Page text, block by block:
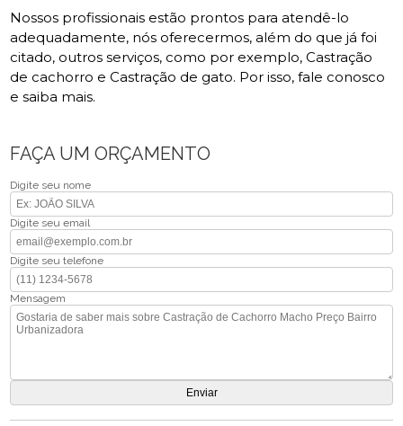
Nossos profissionais estão prontos para atendê-lo
adequadamente, nós oferecermos, além do que já foi
citado, outros serviços, como por exemplo, Castração
de cachorro e Castração de gato. Por isso, fale conosco
e saiba mais.
FAÇA UM ORÇAMENTO
Digite seu nome
Digite seu email
Digite seu telefone
Mensagem